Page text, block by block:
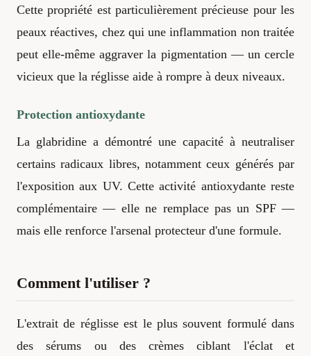
Cette propriété est particulièrement précieuse pour les
peaux réactives, chez qui une inflammation non traitée
peut elle-même aggraver la pigmentation — un cercle
vicieux que la réglisse aide à rompre à deux niveaux.
Protection antioxydante
La glabridine a démontré une capacité à neutraliser
certains radicaux libres, notamment ceux générés par
l'exposition aux UV. Cette activité antioxydante reste
complémentaire — elle ne remplace pas un SPF —
mais elle renforce l'arsenal protecteur d'une formule.
Comment l'utiliser ?
L'extrait de réglisse est le plus souvent formulé dans
des sérums ou des crèmes ciblant l'éclat et